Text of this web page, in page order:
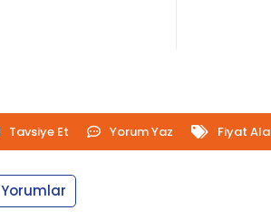
Tavsiye Et Yorum Yaz Fiyat
Yorumlar